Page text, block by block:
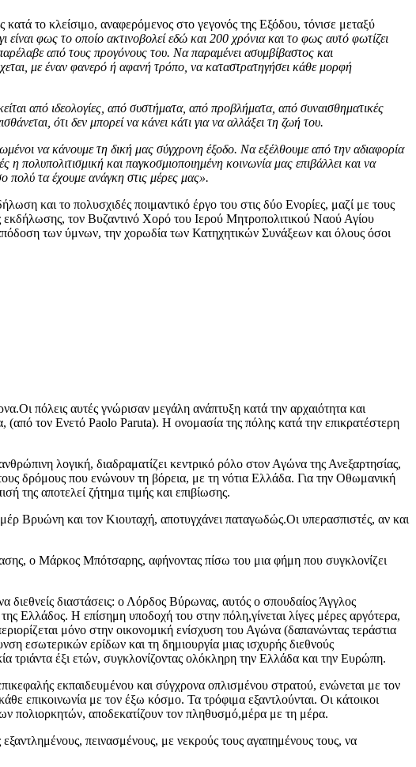
το κλείσιμο, αναφερόμενος στο γεγονός της Εξόδου, τόνισε μεταξύ
φως το οποίο ακτινοβολεί εδώ και 200 χρόνια και το φως αυτό φωτίζει
από τους προγόνους του. Να παραμένει ασυμβίβαστος και
με έναν φανερό ή αφανή τρόπο, να καταστρατηγήσει κάθε μορφή
από ιδεολογίες, από συστήματα, από προβλήματα, από συναισθηματικές
ότι δεν μπορεί να κάνει κάτι για να αλλάξει τη ζωή του.
να κάνουμε τη δική μας σύγχρονη έξοδο. Να εξέλθουμε από την αδιαφορία
και παγκοσμιοποιημένη κοινωνία μας επιβάλλει και να
τα έχουμε ανάγκη στις μέρες μας».
και το πολυσχιδές ποιμαντικό έργο του στις δύο Ενορίες, μαζί με τους
εκδήλωσης, τον Βυζαντινό Χορό του Ιερού Μητροπολιτικού Ναού Αγίου
των ύμνων, την χορωδία των Κατηχητικών Συνάξεων και όλους όσοι
πόλεις αυτές γνώρισαν μεγάλη ανάπτυξη κατά την αρχαιότητα και
τον Ενετό Paolo Paruta). Η ονομασία της πόλης κατά την επικρατέστερη
λογική, διαδραματίζει κεντρικό ρόλο στον Αγώνα της Ανεξαρτησίας,
δρόμους που ενώνουν τη βόρεια, με τη νότια Ελλάδα. Για την Οθωμανική
της αποτελεί ζήτημα τιμής και επιβίωσης.
Βρυώνη και τον Κιουταχή, αποτυγχάνει παταγωδώς.Οι υπερασπιστές, αν και
ο Μάρκος Μπότσαρης, αφήνοντας πίσω του μια φήμη που συγκλονίζει
διεθνείς διαστάσεις: ο Λόρδος Βύρωνας, αυτός ο σπουδαίος Άγγλος
της Ελλάδος. Η επίσημη υποδοχή του στην πόλη,γίνεται λίγες μέρες αργότερα,
μόνο στην οικονομική ενίσχυση του Αγώνα (δαπανώντας τεράστια
εσωτερικών ερίδων και τη δημιουργία μιας ισχυρής διεθνούς
τριάντα έξι ετών, συγκλονίζοντας ολόκληρη την Ελλάδα και την Ευρώπη.
εκπαιδευμένου και σύγχρονα οπλισμένου στρατού, ενώνεται με τον
επικοινωνία με τον έξω κόσμο. Τα τρόφιμα εξαντλούνται. Οι κάτοικοι
πολιορκητών, αποδεκατίζουν τον πληθυσμό,μέρα με τη μέρα.
πεινασμένους, με νεκρούς τους αγαπημένους τους, να